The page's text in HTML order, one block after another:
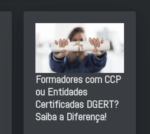
Formadores com CCP
ou Entidades
Certificadas DGERT?
Saiba a Diferença!